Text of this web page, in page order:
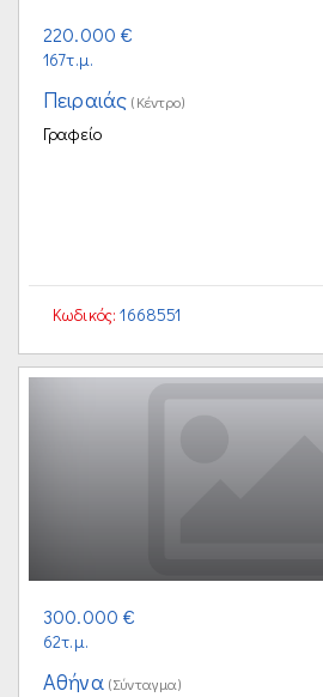
220.000 €
167τ.μ.
Πειραιάς(Κέντρο)
Γραφείο
Κωδικός: 1668551
300.000 €
62τ.μ.
Αθήνα (Σύνταγμα)